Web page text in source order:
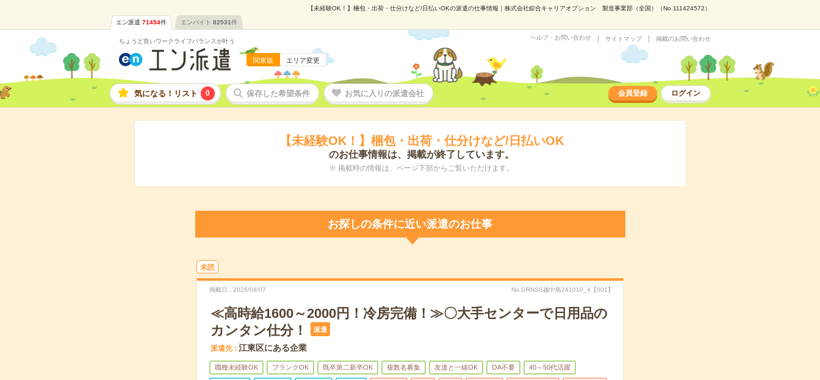
【未経験OK！】梱包・出荷・仕分けなど/日払いOKの派遣の仕事情報｜株式会社綜合キャリアオプション 製造事業部（全国）（No.111424572）
エン派遣 71454件 エンバイト 82531件
ちょうど良いワークライフバランスが叶う
関東版 エリア変更
ヘルプ・お問い合わせ サイトマップ 掲載のお問い合わせ
気になる！リスト 0 保存した希望条件 お気に入りの派遣会社 会員登録 ログイン
【未経験OK！】梱包・出荷・仕分けなど/日払いOK
のお仕事情報は、掲載が終了しています。
※ 掲載時の情報は、ページ下部からご覧いただけます。
お探しの条件に近い派遣のお仕事
未読
掲載日 2026/08/07 No.GRNSS越中島241010_4【001】
≪高時給1600～2000円！冷房完備！≫〇大手センターで日用品の
カンタン仕分！
派遣
派遣先 江東区にある企業
職種未経験OK ブランクOK 既卒第二新卒OK 複数名募集 友達と一緒OK OA不要 40～50代活躍